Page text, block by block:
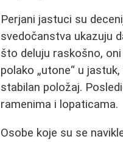
Perjani jastuci su
svedočanstva ukazuju
što deluju raskošno,
polako „utone“ u
stabilan položaj.
ramenima i lopaticama.
Osobe koje su se